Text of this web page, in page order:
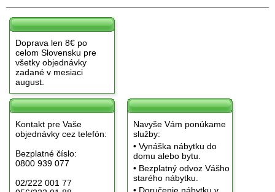
Doprava len 8€ po
celom Slovensku pre
všetky objednávky
zadané v mesiaci
august.
Kontakt pre Vaše
objednávky cez telefón:
Bezplatné číslo:
0800 939 077
02/222 001 77
Navyše Vám ponúkame
služby:
• Vynáška nábytku do
domu alebo bytu.
• Bezplatný odvoz Vášho
starého nábytku.
• Doručenie nábytku v